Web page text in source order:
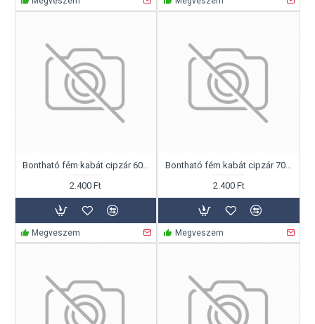
Bontható fém kabát cipzár 60cm
2.400 Ft
Megveszem
2.400 Ft
Megveszem